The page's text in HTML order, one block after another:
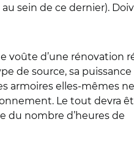
sein de ce dernier).
voûte d’une rénovation
de source, sa puissance
armoires elles-mêmes
Le tout devra
du nombre d’heures de